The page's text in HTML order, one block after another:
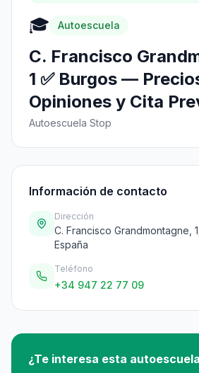
🎓 Autoescuela
C. Francisco
1 ✅ Burgos —
Opiniones y Cita
Autoescuela Stop
Información de contacto
Dirección
C. Francisco Grandmontagne,
España
Teléfono
+34 947 22 77 09
¿Te interesa esta